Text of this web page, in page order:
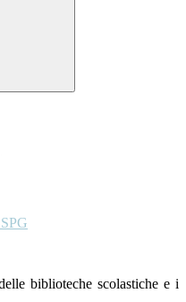
biblioteche scolastiche e i